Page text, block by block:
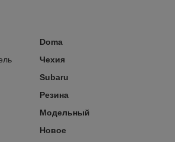
Doma
Чехия
Subaru
Резина
Модельный
Новое